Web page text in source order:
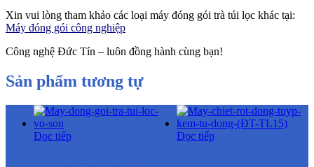
Xin vui lòng tham khảo các loại máy đóng gói trà túi lọc khác tại:
Máy đóng gói công nghiệp
Công nghệ Đức Tín – luôn đồng hành cùng bạn!
Sản phẩm tương tự
Đọc tiếp Đọc tiếp